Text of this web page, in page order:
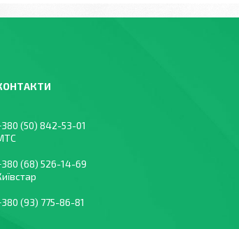
(50) 842-53-01
(68) 526-14-69
(93) 775-86-81